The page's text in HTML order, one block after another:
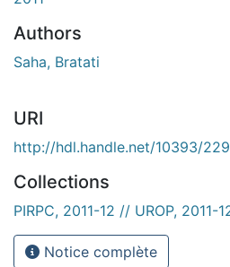
Authors
Saha, Bratati
URI
http://hdl.handle.net/10393/
Collections
PIRPC, 2011-12 // UROP, 2011-
Notice complète